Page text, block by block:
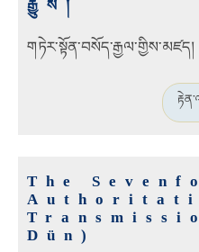
རྒྱུས།
གཏེར་སྟོན་བསོད་རྒྱལ་གྱིས་མཛད།
The
Dün)